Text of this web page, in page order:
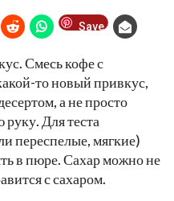
Save
Смесь кофе с
то новый привкус,
а не просто
Для теста
переспелые, мягкие)
в пюре. Сахар можно не
с сахаром.